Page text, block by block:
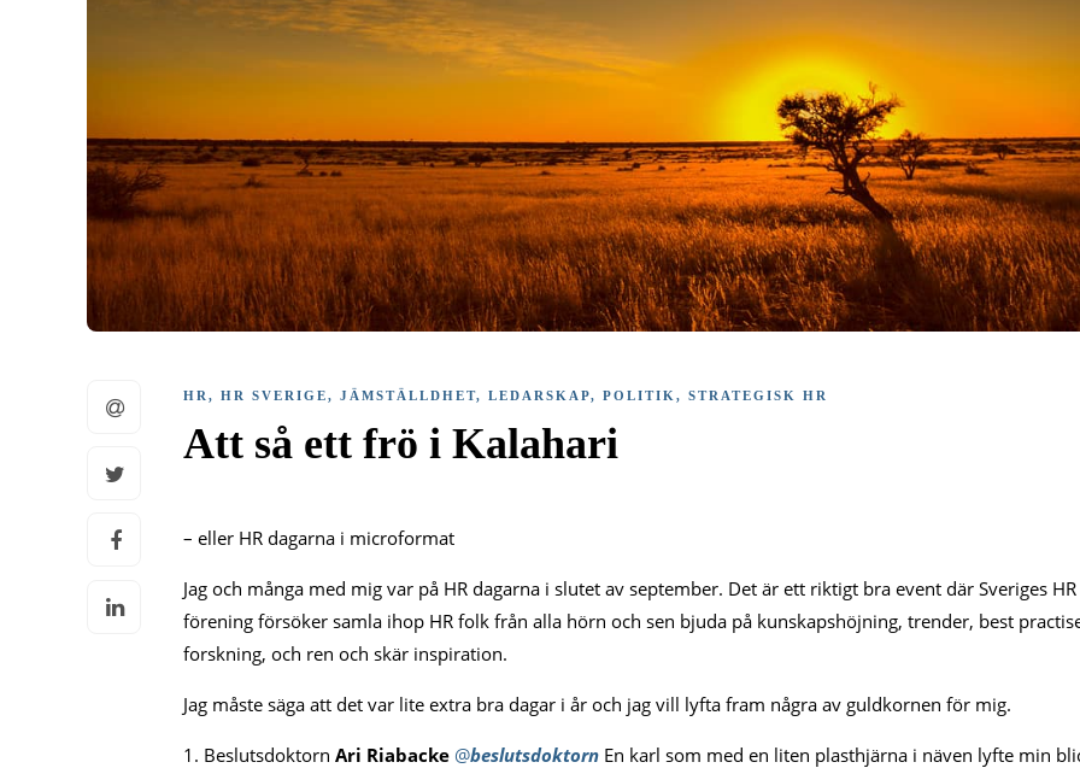
HR , HR SVERIGE, JÄMSTÄLLDHET, LEDARSKAP, POLITIK , STRATEGISK HR
Att så ett frö i Kalahari
– eller HR dagarna i microformat
Jag och många med mig var på HR dagarna i slutet av september. Det är ett riktigt bra event där Sveriges HR
förening försöker samla ihop HR folk från alla hörn och sen bjuda på kunskapshöjning, trender, best
forskning, och ren och skär inspiration.
Jag måste säga att det var lite extra bra dagar i år och jag vill lyfta fram några av guldkornen för mig.
1. Beslutsdoktorn Ari Riabacke @beslutsdoktorn En karl som med en liten plasthjärna i näven lyfte min